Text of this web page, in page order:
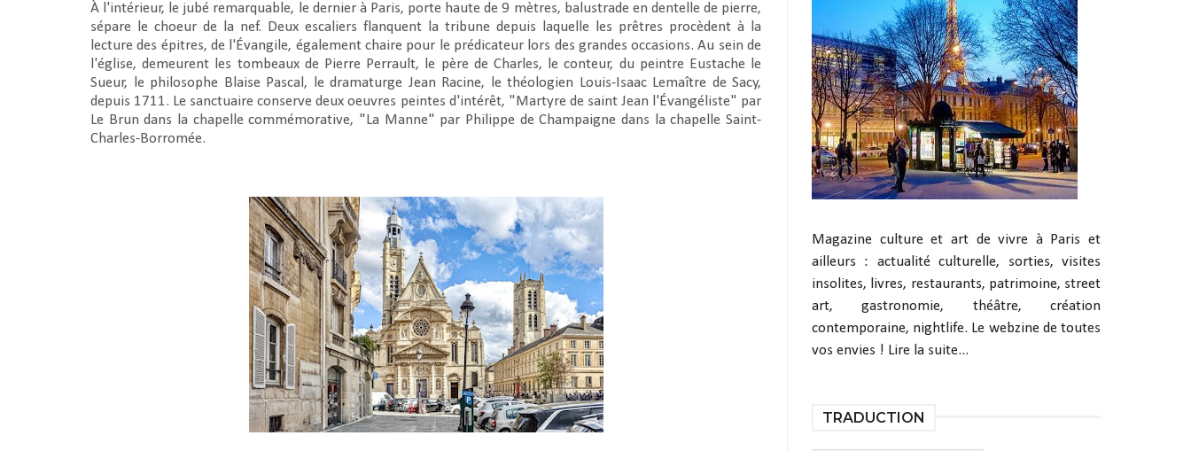
À l'intérieur, le jubé remarquable, le dernier à Paris, porte haute de 9 mètres, balustrade en dentelle de pierre,
sépare le choeur de la nef. Deux escaliers flanquent la tribune depuis laquelle les prêtres procèdent à la
lecture des épitres, de l'Évangile, également chaire pour le prédicateur lors des grandes occasions. Au sein de
l'église, demeurent les tombeaux de Pierre Perrault, le père de Charles, le conteur, du peintre Eustache le
Sueur, le philosophe Blaise Pascal, le dramaturge Jean Racine, le théologien Louis-Isaac Lemaître de Sacy,
depuis 1711. Le sanctuaire conserve deux oeuvres peintes d'intérêt, "Martyre de saint Jean l'Évangéliste" par
Le Brun dans la chapelle commémorative, "La Manne" par Philippe de Champaigne dans la chapelle Saint-
Charles-Borromée.
Magazine culture et art de vivre à Paris et
ailleurs : actualité culturelle, sorties, visites
insolites, livres, restaurants, patrimoine, street
art, gastronomie, théâtre, création
contemporaine, nightlife. Le webzine de toutes
vos envies ! Lire la suite...
TRADUCTION